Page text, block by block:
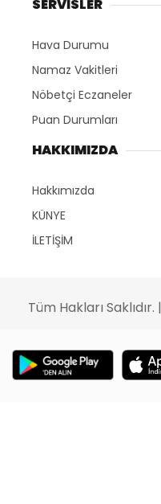
SERVİSLER
Hava Durumu
Namaz Vakitleri
Nöbetçi Eczaneler
Puan Durumları
HAKKIMIZDA
Hakkımızda
KÜNYE
İLETİŞİM
Tüm Hakları Saklıdır. |